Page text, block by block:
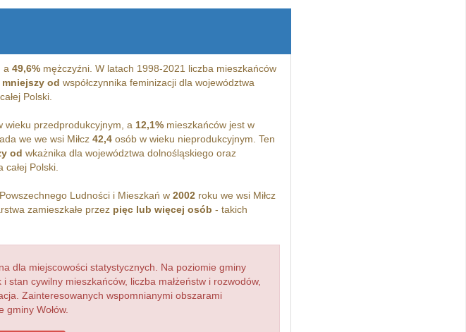
a 49,6%mężczyźni. W latach 1998-2021 liczba mieszkańców
mniejszy od współczynnika feminizacji dla województwa
Polski.
wieku przedprodukcyjnym, a 12,1%mieszkańców jest w
we we wsi Miłcz 42,4osób w wieku nieprodukcyjnym. Ten
od wkażnika dla województwa dolnośląskiego oraz
Polski.
Ludności i Mieszkań w 2002roku we wsi Miłcz
zamieszkałe przez pięc lub więcej osób - takich
dla miejscowości statystycznych. Na poziomie gminy
cywilny mieszkańców, liczba małżeństw i rozwodów,
Zainteresowanych wspomnianymi obszarami
Wołów.